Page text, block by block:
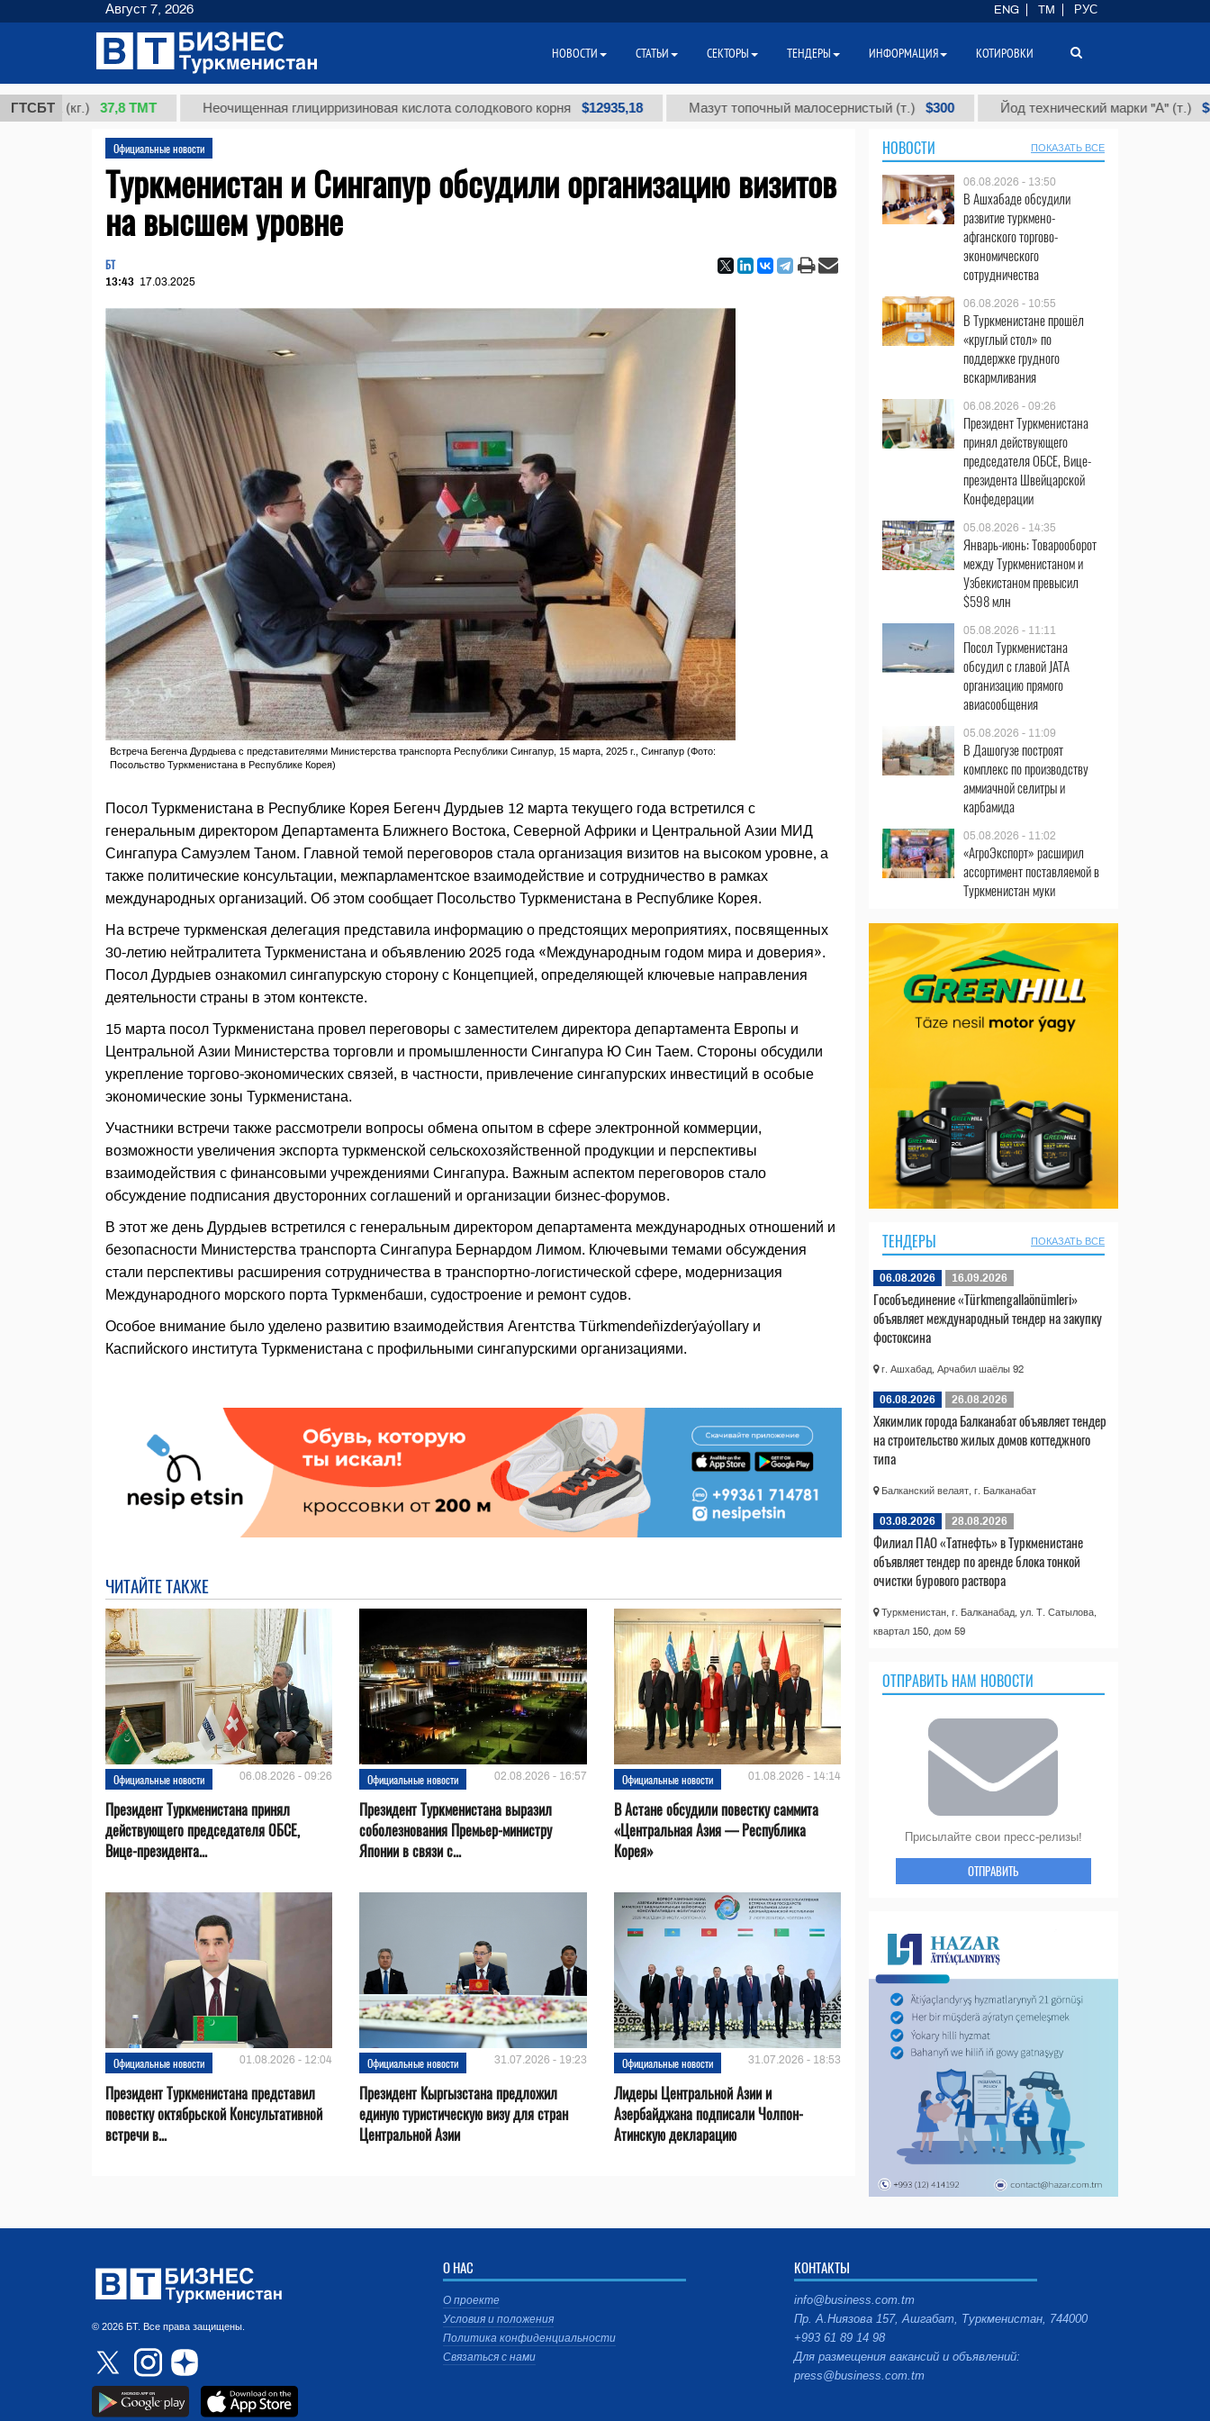
ГТСБТ
(кг.) 37,8 ТМТ Неочищенная глицирризиновая кислота солодкового корня $12935,18 Мазут топочный малосернистый (т.) $300 Йод технический марки "А" (т.) $86 000
Официальные новости
Туркменистан и Сингапур обсудили организацию визитов
на высшем уровне
БТ
13:43 17.03.2025
Встреча Бегенча Дурдыева с представителями Министерства транспорта Республики Сингапур, 15 марта, 2025 г., Сингапур (Фото:
Посольство Туркменистана в Республике Корея)
Посол Туркменистана в Республике Корея Бегенч Дурдыев 12 марта текущего года встретился с
генеральным директором Департамента Ближнего Востока, Северной Африки и Центральной Азии МИД
Сингапура Самуэлем Таном. Главной темой переговоров стала организация визитов на высоком уровне, а
также политические консультации, межпарламентское взаимодействие и сотрудничество в рамках
международных организаций. Об этом сообщает Посольство Туркменистана в Республике Корея.
На встрече туркменская делегация представила информацию о предстоящих мероприятиях, посвященных
30-летию нейтралитета Туркменистана и объявлению 2025 года «Международным годом мира и доверия».
Посол Дурдыев ознакомил сингапурскую сторону с Концепцией, определяющей ключевые направления
деятельности страны в этом контексте.
15 марта посол Туркменистана провел переговоры с заместителем директора департамента Европы и
Центральной Азии Министерства торговли и промышленности Сингапура Ю Син Таем. Стороны обсудили
укрепление торгово-экономических связей, в частности, привлечение сингапурских инвестиций в особые
экономические зоны Туркменистана.
Участники встречи также рассмотрели вопросы обмена опытом в сфере электронной коммерции,
возможности увеличения экспорта туркменской сельскохозяйственной продукции и перспективы
взаимодействия с финансовыми учреждениями Сингапура. Важным аспектом переговоров стало
обсуждение подписания двусторонних соглашений и организации бизнес-форумов.
В этот же день Дурдыев встретился с генеральным директором департамента международных отношений и
безопасности Министерства транспорта Сингапура Бернардом Лимом. Ключевыми темами обсуждения
стали перспективы расширения сотрудничества в транспортно-логистической сфере, модернизация
Международного морского порта Туркменбаши, судостроение и ремонт судов.
Особое внимание было уделено развитию взаимодействия Агентства Türkmendeňizderýaýollary и
Каспийского института Туркменистана с профильными сингапурскими организациями.
ЧИТАЙТЕ ТАКЖЕ
Официальные новости 06.08.2026 - 09:26
Президент Туркменистана принял
действующего председателя ОБСЕ,
Вице-президента...
Официальные новости 02.08.2026 - 16:57
Президент Туркменистана выразил
соболезнования Премьер-министру
Японии в связи с...
Официальные новости 01.08.2026 - 14:14
В Астане обсудили повестку саммита
«Центральная Азия — Республика
Корея»
Официальные новости 01.08.2026 - 12:04
Президент Туркменистана представил
повестку октябрьской Консультативной
встречи в...
Официальные новости 31.07.2026 - 19:23
Президент Кыргызстана предложил
единую туристическую визу для стран
Центральной Азии
Официальные новости 31.07.2026 - 18:53
Лидеры Центральной Азии и
Азербайджана подписали Чолпон-
Атинскую декларацию
НОВОСТИ ПОКАЗАТЬ ВСЕ
06.08.2026 - 13:50
В Ашхабаде обсудили
развитие туркмено-
афганского торгово-
экономического
сотрудничества
06.08.2026 - 10:55
В Туркменистане прошёл
«круглый стол» по
поддержке грудного
вскармливания
06.08.2026 - 09:26
Президент Туркменистана
принял действующего
председателя ОБСЕ, Вице-
президента Швейцарской
Конфедерации
05.08.2026 - 14:35
Январь-июнь: Товарооборот
между Туркменистаном и
Узбекистаном превысил
$598 млн
05.08.2026 - 11:11
Посол Туркменистана
обсудил с главой JATA
организацию прямого
авиасообщения
05.08.2026 - 11:09
В Дашогузе построят
комплекс по производству
аммиачной селитры и
карбамида
05.08.2026 - 11:02
«АгроЭкспорт» расширил
ассортимент поставляемой в
Туркменистан муки
ТЕНДЕРЫ ПОКАЗАТЬ ВСЕ
06.08.2026 16.09.2026
Гособъединение «Türkmengallaönümleri»
объявляет международный тендер на закупку
фостоксина
г. Ашхабад, Арчабил шаёлы 92
06.08.2026 26.08.2026
Хякимлик города Балканабат объявляет тендер
на строительство жилых домов коттеджного
типа
Балканский велаят, г. Балканабат
03.08.2026 28.08.2026
Филиал ПАО «Татнефть» в Туркменистане
объявляет тендер по аренде блока тонкой
очистки бурового раствора
Туркменистан, г. Балканабад, ул. Т. Сатылова,
квартал 150, дом 59
ОТПРАВИТЬ НАМ НОВОСТИ
Присылайте свои пресс-релизы!
ОТПРАВИТЬ
© 2026 БТ. Все права защищены.
О НАС
О проекте
Условия и положения
Политика конфиденциальности
Связаться с нами
КОНТАКТЫ
info@business.com.tm
Пр. А.Ниязова 157, Ашгабат, Туркменистан, 744000
+993 61 89 14 98
Для размещения вакансий и объявлений:
press@business.com.tm
Август 7, 2026 ENG TM РУС
НОВОСТИ СТАТЬИ СЕКТОРЫ ТЕНДЕРЫ ИНФОРМАЦИЯ КОТИРОВКИ